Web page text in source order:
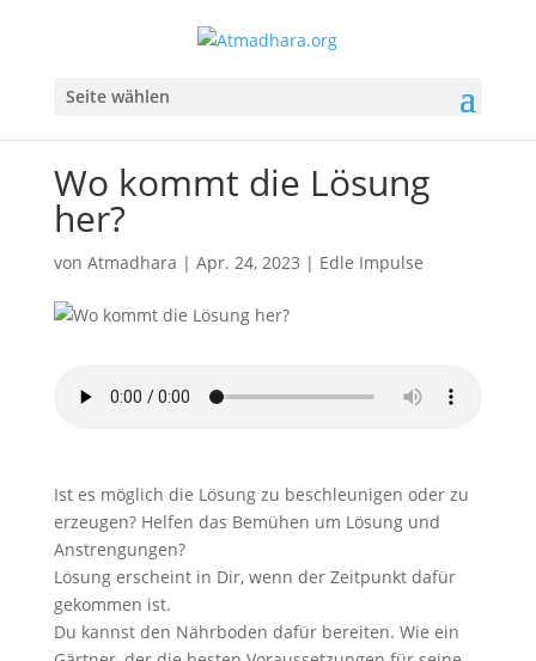
Seite wählen
Wo kommt die Lösung
her?
von Atmadhara | Apr. 24, 2023 | Edle Impulse
Ist es möglich die Lösung zu beschleunigen oder zu
erzeugen? Helfen das Bemühen um Lösung und
Anstrengungen?
Lösung erscheint in Dir, wenn der Zeitpunkt dafür
gekommen ist.
Du kannst den Nährboden dafür bereiten. Wie ein